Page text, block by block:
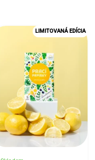
LIMITOVANÁ EDÍCIA